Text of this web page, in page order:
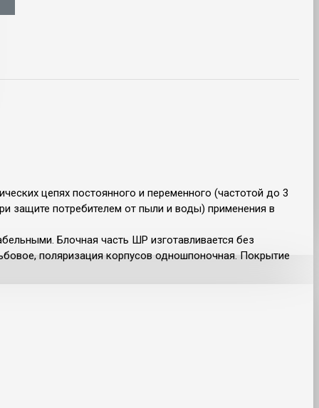
цепях постоянного и переменного (частотой до 3
защите потребителем от пыли и воды) применения в
Блочная часть ШР изготавливается без
поляризация корпусов одношпоночная. Покрытие